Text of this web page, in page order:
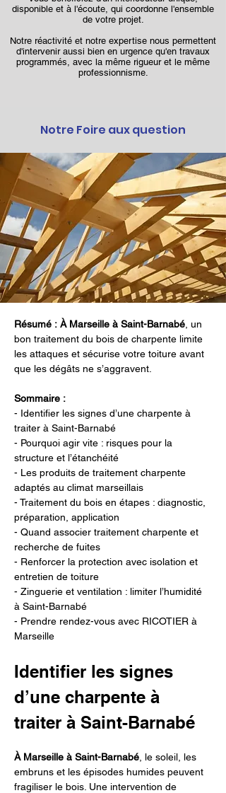
disponible et à l'écoute, qui coordonne l'ensemble
de votre projet.
Notre réactivité et notre expertise nous permettent
d'intervenir aussi bien en urgence qu'en travaux
programmés, avec la même rigueur et le même
professionnisme.
Notre Foire aux question
Résumé : À Marseille à Saint-Barnabé , un
bon traitement du bois de charpente limite
les attaques et sécurise votre toiture avant
que les dégâts ne s’aggravent.
Sommaire :
- Identifier les signes d’une charpente à
traiter à Saint-Barnabé
- Pourquoi agir vite : risques pour la
structure et l’étanchéité
- Les produits de traitement charpente
adaptés au climat marseillais
- Traitement du bois en étapes : diagnostic,
préparation, application
- Quand associer traitement charpente et
recherche de fuites
- Renforcer la protection avec isolation et
entretien de toiture
- Zinguerie et ventilation : limiter l’humidité
à Saint-Barnabé
- Prendre rendez-vous avec RICOTIER à
Marseille
Identifier les signes
d’une charpente à
traiter à Saint-Barnabé
À Marseille à Saint-Barnabé , le soleil, les
embruns et les épisodes humides peuvent
fragiliser le bois. Une intervention de